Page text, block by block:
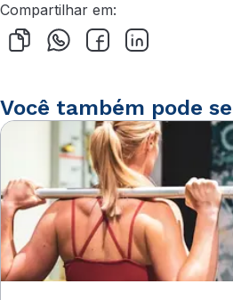
Compartilhar em:
Você também pode